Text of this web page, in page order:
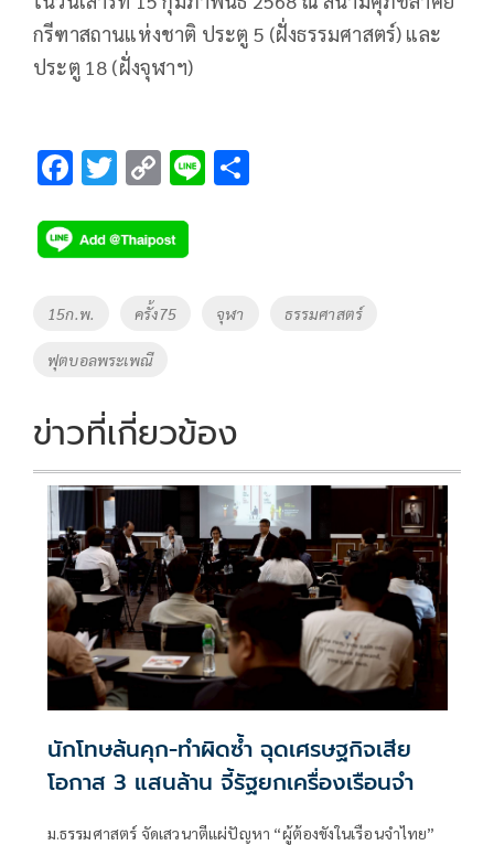
กรีฑาสถานแห่งชาติ ประตู 5 (ฝั่งธรรมศาสตร์) และ
ประตู 18 (ฝั่งจุฬาฯ)
F
e
b
o
k
T
tt
er
C
p
y
Li
Li
Tags
15ก.พ. ครั้ง75 จุฬา ธรรมศาสตร์
ฟุตบอลพระเพณี
ข่าวที่เกี่ยวข้อง
นักโทษล้นคุก-ทำผิดซ้ำ ฉุดเศรษฐกิจเสีย
โอกาส 3 แสนล้าน จี้รัฐยกเครื่องเรือนจำ
ม.ธรรมศาสตร์ จัดเสวนาตีแผ่ปัญหา “ผู้ต้องขังในเรือนจำไทย”